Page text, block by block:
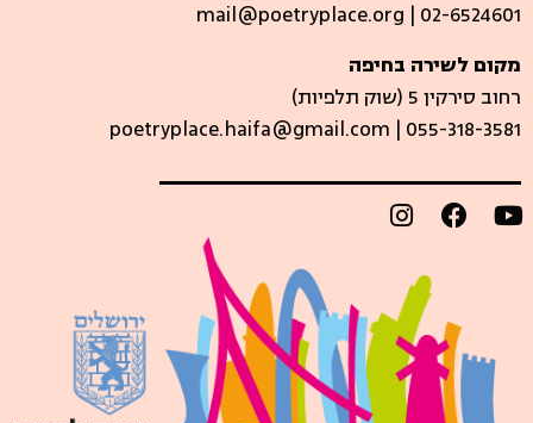
mail@poetryplace.org | 02-6524601
מקום לשירה בחיפה
רחוב סירקין 5 (שוק תלפיות)​
poetryplace.haifa@gmail.com | ​055-318-3581